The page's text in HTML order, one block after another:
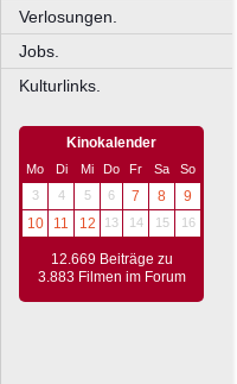
Verlosungen.
Jobs.
Kulturlinks.
Kinokalender
Mo Di Mi Do Fr Sa
So
3
4 5 6 7 8
9
10
11 12 13 14 15 16
12.669 Beiträge zu
3.883 Filmen im Forum